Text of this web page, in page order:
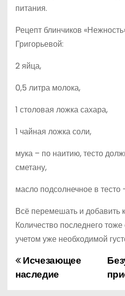
питания.
Рецепт блинчиков
Григорьевой:
2 яйца,
0,5 литра молока,
1 столовая ложка сахара,
1 чайная ложка соли,
мука – по наитию, тесто
сметану,
масло подсолнечное в тесто
Всё перемешать и добавить
Количество последнего
учетом уже необходимой
НИсчезающее
наследие